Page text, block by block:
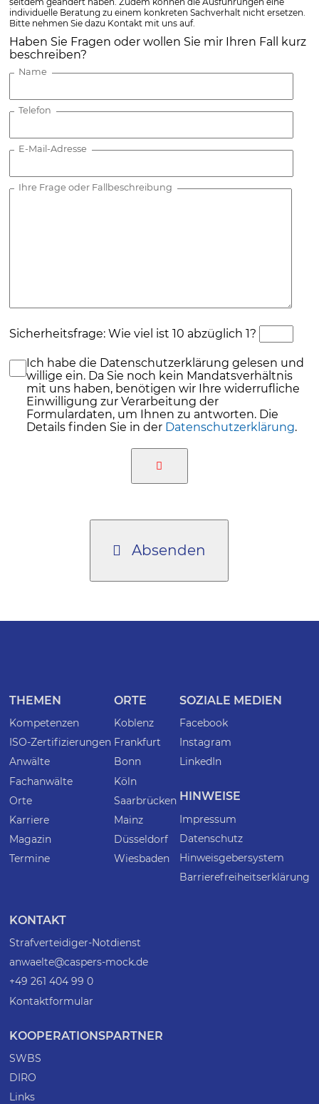
individuelle Beratung zu einem konkreten Sachverhalt nicht ersetzen.
Bitte nehmen Sie dazu Kontakt mit uns auf.
Haben Sie Fragen oder wollen Sie mir Ihren Fall kurz
beschreiben?
Name
Telefon
E-Mail-Adresse
Ihre Frage oder Fallbeschreibung
Sicherheitsfrage: Wie viel ist 10 abzüglich 1?
Ich habe die Datenschutzerklärung gelesen und
willige ein. Da Sie noch kein Mandatsverhältnis
mit uns haben, benötigen wir Ihre widerrufliche
Einwilligung zur Verarbeitung der
Formulardaten, um Ihnen zu antworten. Die
Details finden Sie in der Datenschutzerklärung.
Absenden
THEMEN
Kompetenzen
ISO-Zertifizierungen
Anwälte
Fachanwälte
Orte
Karriere
Magazin
Termine
ORTE
Koblenz
Frankfurt
Bonn
Köln
Saarbrücken
Mainz
Düsseldorf
Wiesbaden
SOZIALE MEDIEN
Facebook
Instagram
LinkedIn
HINWEISE
Impressum
Datenschutz
Hinweisgebersystem
Barrierefreiheitserklärung
KONTAKT
Strafverteidiger-Notdienst
anwaelte@caspers-mock.de
+49 261 404 99 0
Kontaktformular
KOOPERATIONSPARTNER
SWBS
DIRO
Links